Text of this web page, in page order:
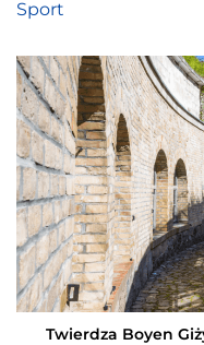
Sport
Twierdza Boyen